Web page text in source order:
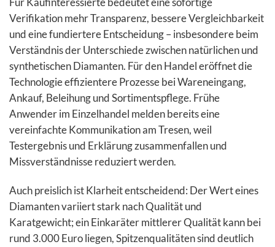
Verifikation mehr Transparenz, bessere Vergleichbarkeit
und eine fundiertere Entscheidung – insbesondere beim
Verständnis der Unterschiede zwischen natürlichen und
synthetischen Diamanten. Für den Handel eröffnet die
Technologie effizientere Prozesse bei Wareneingang,
Ankauf, Beleihung und Sortimentspflege. Frühe
Anwender im Einzelhandel melden bereits eine
vereinfachte Kommunikation am Tresen, weil
Testergebnis und Erklärung zusammenfallen und
Missverständnisse reduziert werden.
Auch preislich ist Klarheit entscheidend: Der Wert eines
Diamanten variiert stark nach Qualität und
Karatgewicht; ein Einkaräter mittlerer Qualität kann bei
rund 3.000 Euro liegen, Spitzenqualitäten sind deutlich